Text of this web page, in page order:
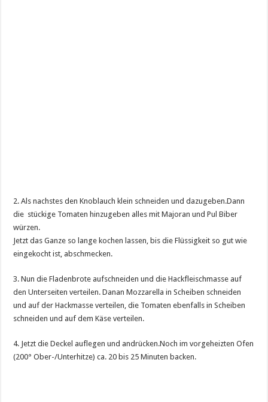
2. Als nachstes den Knoblauch klein schneiden und dazugeben.Dann
die stückige Tomaten hinzugeben alles mit Majoran und Pul Biber
würzen.
Jetzt das Ganze so lange kochen lassen, bis die Flüssigkeit so gut wie
eingekocht ist, abschmecken.
3. Nun die Fladenbrote aufschneiden und die Hackfleischmasse auf
den Unterseiten verteilen. Danan Mozzarella in Scheiben schneiden
und auf der Hackmasse verteilen, die Tomaten ebenfalls in Scheiben
schneiden und auf dem Käse verteilen.
4. Jetzt die Deckel auflegen und andrücken.Noch im vorgeheizten Ofen
(200° Ober-/Unterhitze) ca. 20 bis 25 Minuten backen.